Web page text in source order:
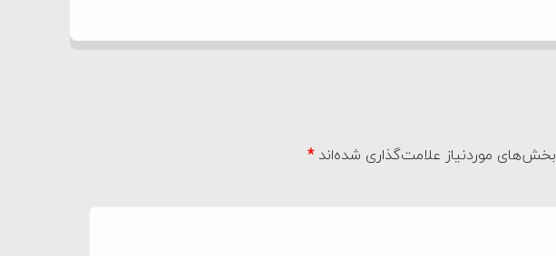
بخش‌های موردنیاز علامت‌گذاری شده‌اند*